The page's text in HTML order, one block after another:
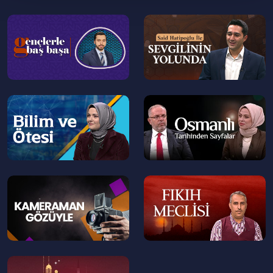
Najla Kepler'in Müslüman olduktan sonra
hayatında neler değişti? Müslüman olan ABD'li
Yazar Türkiye'de yaşama kararını nasıl aldı?
Najla Kepler'in hayatına dair bilinmeyenler
Hikmet Öztürk'ün sunumuyla Yüzler ve İzler'de...
Yüzler ve İzler 35. bölümüyle sizlerle...
00:00Yüzler ve İzler
05:30 ABD'li yazar nasıl Müslüman oldu?
12:00ABD'li yazar Kepler İslam'ı kabul sürecini
anlatıyor
"Ya Rabbi Bana Hikmet Ver" duasıyla
--
--
--
--
>
--
>
--
>
--